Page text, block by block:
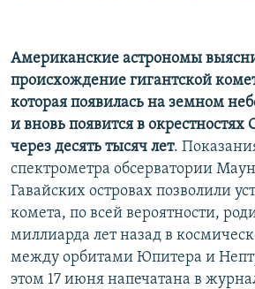
Американские астрономы
происхождение гигантской
которая появилась на земном
и вновь появится в
через десять тысяч лет.
спектрометра обсерватории
Гавайских островах позволили
комета, по всей вероятности,
миллиарда лет назад в
между орбитами Юпитера и
этом 17 июня напечатана в